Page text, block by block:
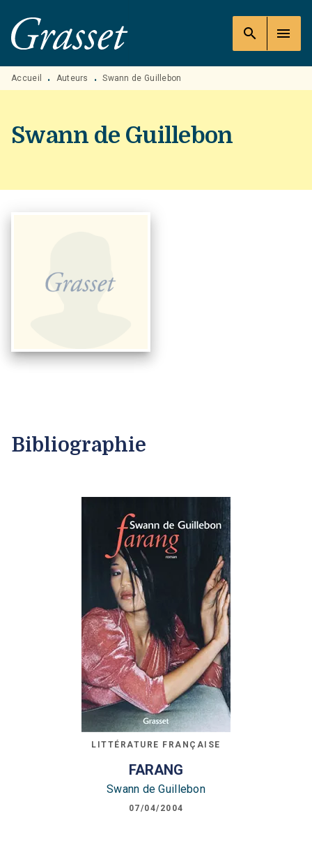
MENU RECHERCHE
PIED DE PAGE
search menu
Accueil • Auteurs • Swann de Guillebon
Swann de Guillebon
Bibliographie
LITTÉRATURE FRANÇAISE
FARANG
Swann de Guillebon
07/04/2004